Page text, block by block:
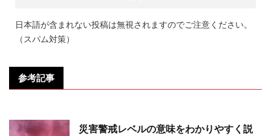
日本語が含まれない投稿は無視されますのでご注意ください。
（スパム対策）
参考記事
災害警戒レベルの意味をわかりやすく説